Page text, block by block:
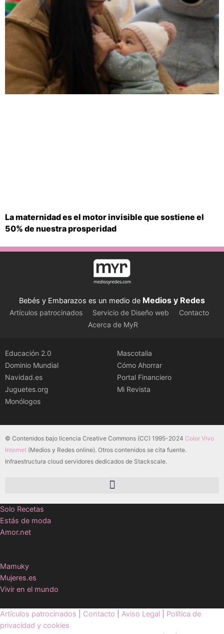
La maternidad es el motor invisible que sostiene el
50% de nuestra prosperidad
Bebés y Embarazos es un medio de Medios y Redes
Artículos patrocinados Servicio de Diseño web
Contacto
Acerca de MyR
Educación 2.0
Dominio Mundial
Navidad.es
Juguetes.org
Monólogos
Mascotalia
Cómo Ahorrar
Portal Financiero
Mi Revista
© Contenidos bajo licencia Creative Commons (CC) 1995-2024 Color Vivo
Internet (Medios y Redes online). Otros contenidos se cita fuente.
Infraestructura cloud servidores dedicados de Stackscale.
Solo Recetas
Estás de moda
Amor.net
Mamuky
Mujeres.es
Vivir en el mundo
Artículos patrocinados Contacto Aviso Legal
Política de
privacidad y cookies